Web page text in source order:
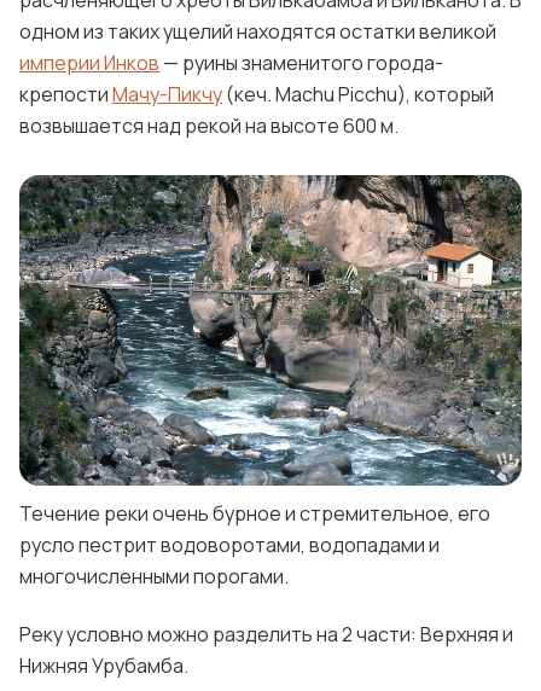
одном из таких ущелий находятся остатки великой
империи Инков — руины знаменитого города-
крепостиМачу-Пикчу(кеч. Machu Picchu), который
возвышается над рекой на высоте 600 м.
Течение реки очень бурное и стремительное, его
русло пестрит водоворотами, водопадами и
многочисленными порогами.
Реку условно можно разделить на 2 части: Верхняя и
Нижняя Урубамба.